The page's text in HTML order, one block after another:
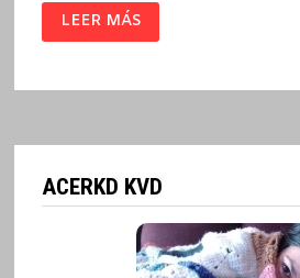
EL
KOALA
ASESINO
COOK
LEER MÁS
ACERKD KVD